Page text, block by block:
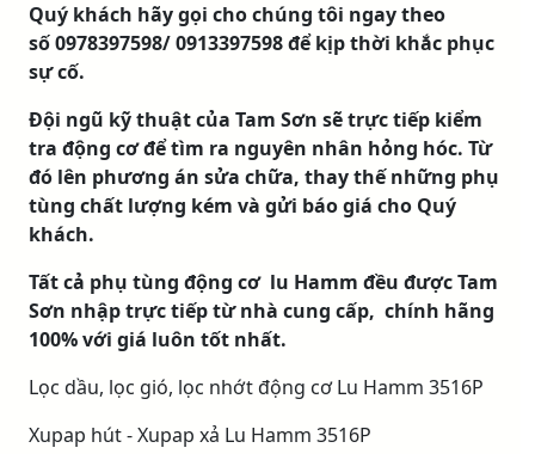
Quý khách hãy gọi cho chúng tôi ngay theo
số 0978397598/ 0913397598 để kịp thời khắc phục
sự cố.
Đội ngũ kỹ thuật của Tam Sơn sẽ trực tiếp kiểm
tra động cơ để tìm ra nguyên nhân hỏng hóc. Từ
đó lên phương án sửa chữa, thay thế những phụ
tùng chất lượng kém và gửi báo giá cho Quý
khách.
Tất cả phụ tùng động cơ lu Hamm đều được Tam
Sơn nhập trực tiếp từ nhà cung cấp, chính hãng
100% với giá luôn tốt nhất.
Lọc dầu, lọc gió, lọc nhớt động cơ Lu Hamm 3516P
Xupap hút - Xupap xả Lu Hamm 3516P